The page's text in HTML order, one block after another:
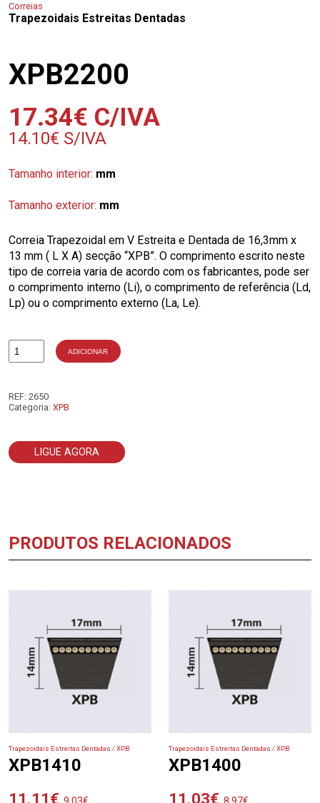
Correias
Trapezoidais Estreitas Dentadas
XPB2200
17.34€ C/IVA
14.10€ S/IVA
Tamanho interior: mm
Tamanho exterior: mm
Correia Trapezoidal em V Estreita e Dentada de 16,3mm x
13 mm ( L X A) secção “XPB”. O comprimento escrito neste
tipo de correia varia de acordo com os fabricantes, pode ser
o comprimento interno (Li), o comprimento de referência (Ld,
Lp) ou o comprimento externo (La, Le).
Quantidade
ADICIONAR
REF: 2650
Categoria: XPB
LIGUE AGORA
PRODUTOS RELACIONADOS
Trapezoidais Estreitas Dentadas / XPB
XPB1410
11.11€
Trapezoidais Estreitas Dentadas / XPB
XPB1400
11.03€